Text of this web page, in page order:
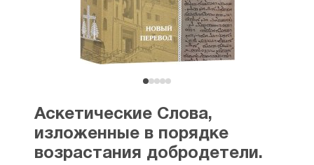
Аскетические Слова,
изложенные в порядке
возрастания добродетели.